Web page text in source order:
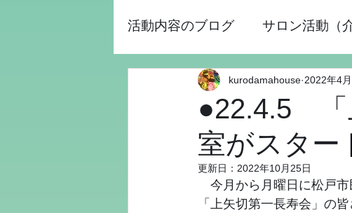
活動内容のブログ サロン活動（
助成金事業 昭和パーク（麻
●22.4.5 「
室がスター
kurodamahouse 2022年4
更新日： 2022年10月25日
今月から月曜日に松戸市
「上矢切第一長寿会」の